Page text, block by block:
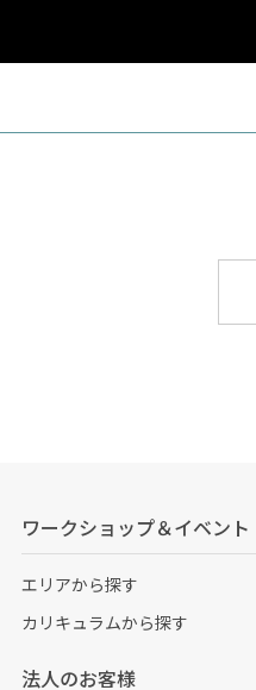
ワークショップ＆イベント
エリアから探す
カリキュラムから探す
法人のお客様